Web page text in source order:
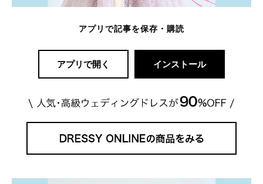
アプリで記事を保存・購読
アプリで開く インストール